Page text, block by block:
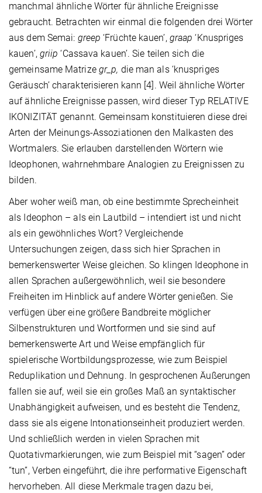
manchmal ähnliche Wörter für ähnliche Ereignisse
gebraucht. Betrachten wir einmal die folgenden drei Wörter
aus dem Semai: greep ‘Früchte kauen’, graap ‘Knuspriges
kauen’, griip ‘Cassava kauen’. Sie teilen sich die
gemeinsame Matrize gr_p, die man als ‘knuspriges
Geräusch’ charakterisieren kann [4]. Weil ähnliche Wörter
auf ähnliche Ereignisse passen, wird dieser Typ RELATIVE
IKONIZITÄT genannt. Gemeinsam konstituieren diese drei
Arten der Meinungs-Assoziationen den Malkasten des
Wortmalers. Sie erlauben darstellenden Wörtern wie
Ideophonen, wahrnehmbare Analogien zu Ereignissen zu
bilden.
Aber woher weiß man, ob eine bestimmte Sprecheinheit
als Ideophon – als ein Lautbild – intendiert ist und nicht
als ein gewöhnliches Wort? Vergleichende
Untersuchungen zeigen, dass sich hier Sprachen in
bemerkenswerter Weise gleichen. So klingen Ideophone in
allen Sprachen außergewöhnlich, weil sie besondere
Freiheiten im Hinblick auf andere Wörter genießen. Sie
verfügen über eine größere Bandbreite möglicher
Silbenstrukturen und Wortformen und sie sind auf
bemerkenswerte Art und Weise empfänglich für
spielerische Wortbildungsprozesse, wie zum Beispiel
Reduplikation und Dehnung. In gesprochenen Äußerungen
fallen sie auf, weil sie ein großes Maß an syntaktischer
Unabhängigkeit aufweisen, und es besteht die Tendenz,
dass sie als eigene Intonationseinheit produziert werden.
Und schließlich werden in vielen Sprachen mit
Quotativmarkierungen, wie zum Beispiel mit “sagen” oder
“tun”, Verben eingeführt, die ihre performative Eigenschaft
hervorheben. All diese Merkmale tragen dazu bei,